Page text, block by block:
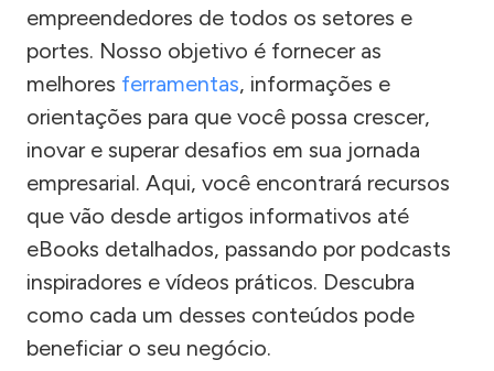
empreendedores de todos os setores e
portes. Nosso objetivo é fornecer as
melhores ferramentas, informações e
orientações para que você possa crescer,
inovar e superar desafios em sua jornada
empresarial. Aqui, você encontrará recursos
que vão desde artigos informativos até
eBooks detalhados, passando por podcasts
inspiradores e vídeos práticos. Descubra
como cada um desses conteúdos pode
beneficiar o seu negócio.